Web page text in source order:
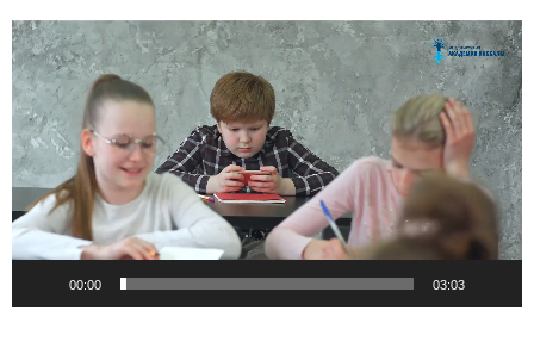
Видеоплеер
00:00 03:03